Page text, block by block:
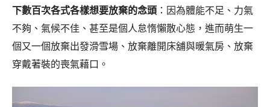
下數百次各式各樣想要放棄的念頭 ：因為體能不足、力氣
不夠、氣候不佳、甚至是個人怠惰懶散心態，進而萌生一
個又一個放棄出發滑雪場、放棄離開床舖與暖氣房、放棄
穿戴著裝的喪氣藉口。